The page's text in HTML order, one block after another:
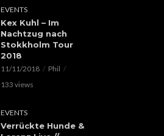
EVENTS
Kex Kuhl – Im
Nachtzug nach
Stokkholm Tour
2018
11/11/2018
Phil
133 views
EVENTS
Verrückte Hunde &